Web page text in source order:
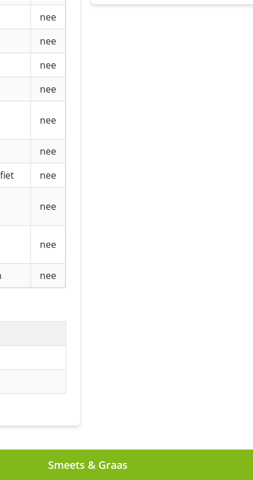
nee
nee
nee
nee
nee
nee
nee
nee
nee
nee
Smeets & Graas